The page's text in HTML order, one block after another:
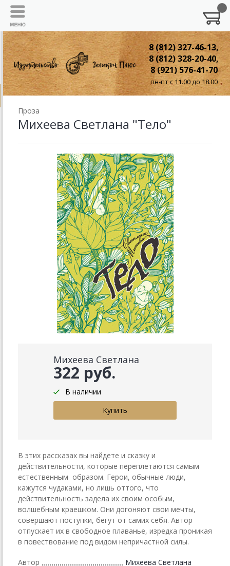
8 (812) 327-46-13,
8 (812) 328-20-40,
8 (921) 576-41-70
пн-пт с 11.00 до 18.00
Проза
Михеева Светлана "Тело"
Михеева Светлана
322 руб.
В наличии
В этих рассказах вы найдете и сказку и
действительности, которые переплетаются самым
естественным образом. Герои, обычные люди,
кажутся чудаками, но лишь оттого, что
действительность задела их своим особым,
волшебным краешком. Они догоняют свои мечты,
совершают поступки, бегут от самих себя. Автор
отпускает их в свободное плаванье, изредка проникая
в повествование под видом непричастной силы.
Автор Михеева Светлана